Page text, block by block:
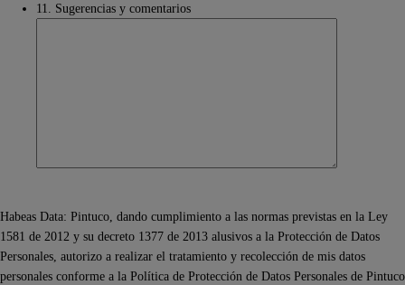
11. Sugerencias y comentarios
Habeas Data: Pintuco, dando cumplimiento a las normas previstas en la Ley
1581 de 2012 y su decreto 1377 de 2013 alusivos a la Protección de Datos
Personales, autorizo a realizar el tratamiento y recolección de mis datos
personales conforme a la Política de Protección de Datos Personales de Pintuco